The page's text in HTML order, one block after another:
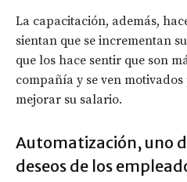
La capacitación, además,
sientan que se incrementan
que los hace sentir que son
compañía y se ven
mejorar su salario.
Automatización, uno
deseos de los